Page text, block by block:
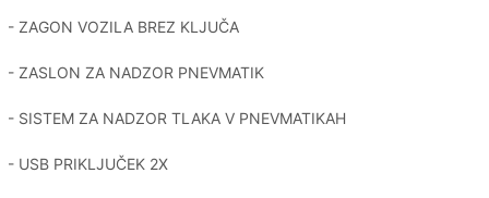
- ZAGON VOZILA BREZ KLJUČA
- ZASLON ZA NADZOR PNEVMATIK
- SISTEM ZA NADZOR TLAKA V PNEVMATIKAH
- USB PRIKLJUČEK 2X